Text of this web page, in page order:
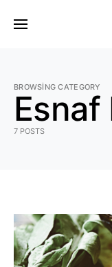
BROWSING CATEGORY
Esnaf
7 POSTS